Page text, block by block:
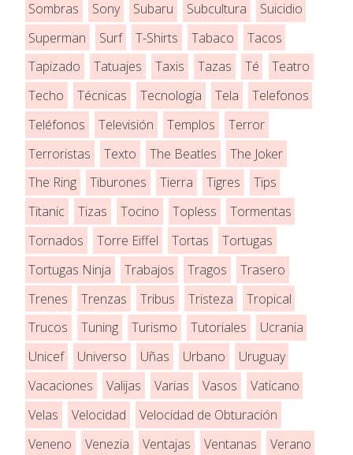
Sombras
Sony Subaru Subcultura
Suicidio
Superman
Surf T-Shirts Tabaco
Tacos
Tapizado
Tatuajes Taxis Tazas Té
Teatro
Techo
Técnicas Tecnología Tela
Telefonos
Teléfonos
Televisión Templos
Terror
Terroristas
Texto The Beatles
The Joker
The Ring
Tiburones Tierra Tigres
Tips
Titanic
Tizas Tocino Topless
Tormentas
Tornados
Torre Eiffel Tortas
Tortugas
Tortugas Ninja
Trabajos Tragos
Trasero
Trenes
Trenzas Tribus Tristeza
Tropical
Trucos
Tuning Turismo Tutoriales
Ucrania
Unicef
Universo Uñas Urbano
Uruguay
Vacaciones
Valijas Varias Vasos
Vaticano
Velas
Velocidad
Velocidad de Obturación
Veneno
Venezia Ventajas Ventanas
Verano